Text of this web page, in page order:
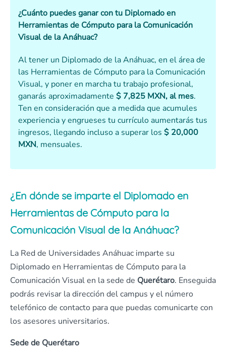
¿Cuánto puedes ganar con tu Diplomado en
Herramientas de Cómputo para la Comunicación
Visual de la Anáhuac?
Al tener un Diplomado de la Anáhuac, en el área de
las Herramientas de Cómputo para la Comunicación
Visual, y poner en marcha tu trabajo profesional,
ganarás aproximadamente $ 7,825 MXN, al mes.
Ten en consideración que a medida que acumules
experiencia y engrueses tu currículo aumentarás tus
ingresos, llegando incluso a superar los $ 20,000
MXN, mensuales.
¿En dónde se imparte el Diplomado en
Herramientas de Cómputo para la
Comunicación Visual de la Anáhuac?
La Red de Universidades Anáhuac imparte su
Diplomado en Herramientas de Cómputo para la
Comunicación Visual en la sede de Querétaro. Enseguida
podrás revisar la dirección del campus y el número
telefónico de contacto para que puedas comunicarte con
los asesores universitarios.
Sede de Querétaro